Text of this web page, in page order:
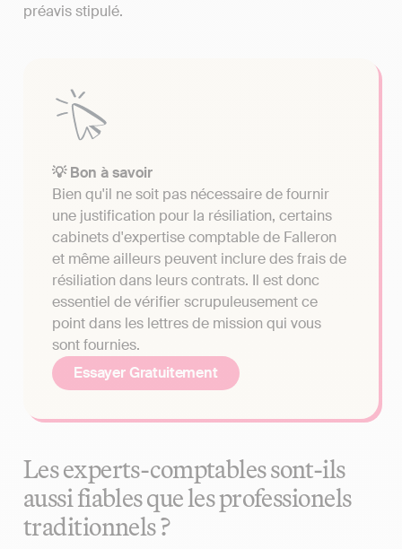
préavis stipulé.
💡 Bon à savoir
Bien qu'il ne soit pas nécessaire de fournir
une justification pour la résiliation, certains
cabinets d'expertise comptable de Falleron
et même ailleurs peuvent inclure des frais de
résiliation dans leurs contrats. Il est donc
essentiel de vérifier scrupuleusement ce
point dans les lettres de mission qui vous
sont fournies.
Essayer Gratuitement
Les experts-comptables sont-ils
aussi fiables que les professionels
traditionnels ?